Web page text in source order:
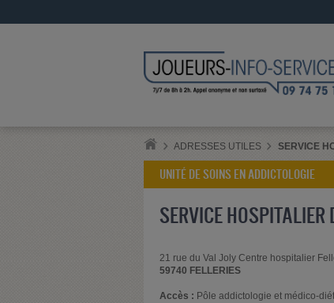
ADRESSES UTILES SERVICE
UNITÉ DE SOINS EN ADDICTOLOGIE
SERVICE HOSPITALIER
21 rue du Val Joly Centre hospitalier
59740 FELLERIES
Accès : Pôle addictologie et médico-